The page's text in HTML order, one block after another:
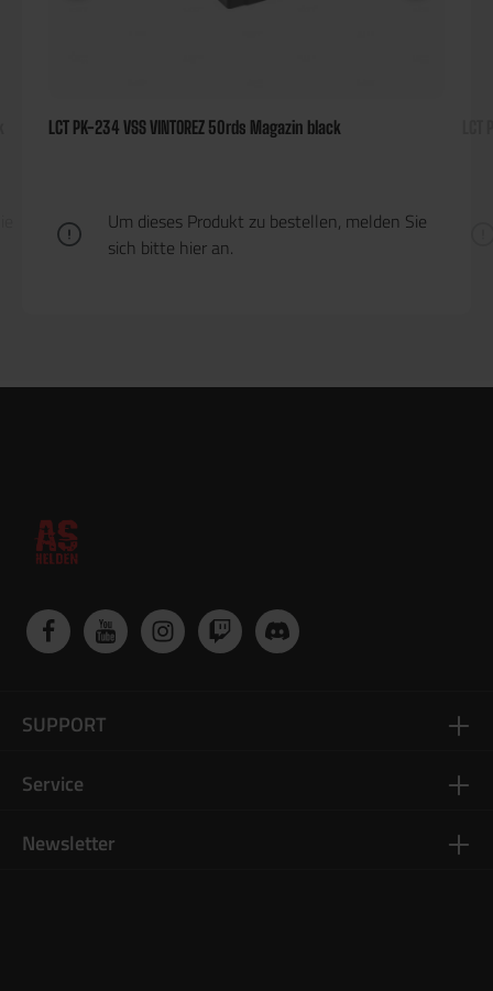
LCT PK-234 VSS VINTOREZ 50rds Magazin black
Um dieses Produkt zu bestellen, melden Sie
sich bitte hier an.
Newsletter
SUPPORT
Service